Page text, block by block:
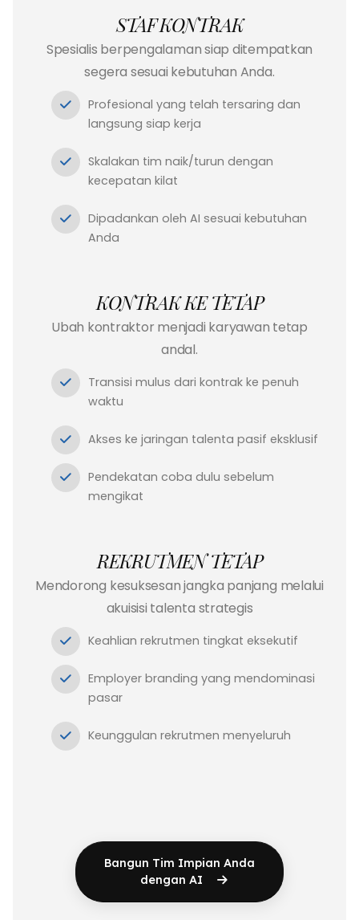
STAF KONTRAK
Spesialis berpengalaman siap ditempatkan
segera sesuai kebutuhan Anda.
Profesional yang telah tersaring dan
langsung siap kerja
Skalakan tim naik/turun dengan
kecepatan kilat
Dipadankan oleh AI sesuai kebutuhan
Anda
KONTRAK KE TETAP
Ubah kontraktor menjadi karyawan tetap
andal.
Transisi mulus dari kontrak ke penuh
waktu
Akses ke jaringan talenta pasif eksklusif
Pendekatan coba dulu sebelum
mengikat
REKRUTMEN TETAP
Mendorong kesuksesan jangka panjang melalui
akuisisi talenta strategis
Keahlian rekrutmen tingkat eksekutif
Employer branding yang mendominasi
pasar
Keunggulan rekrutmen menyeluruh
Bangun Tim Impian Anda
dengan AI